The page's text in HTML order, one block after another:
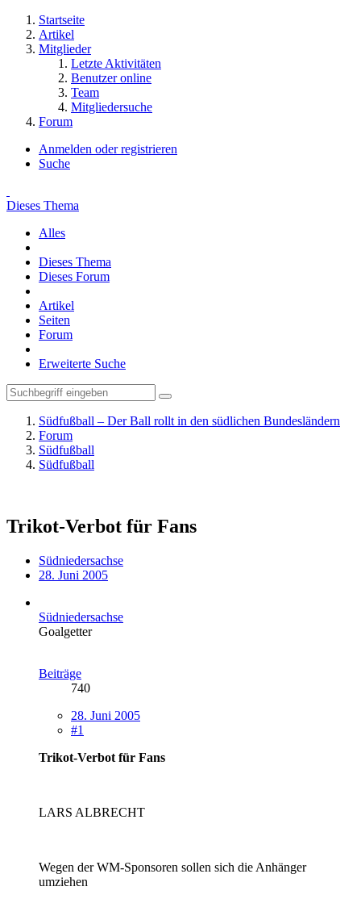
Startseite
Artikel
Mitglieder
Letzte Aktivitäten
Benutzer online
Team
Mitgliedersuche
Forum
Anmelden oder registrieren
Suche
Dieses Thema
Alles
Dieses Thema
Dieses Forum
Artikel
Seiten
Forum
Erweiterte Suche
Südfußball – Der Ball rollt in den südlichen Bundesländern
Forum
Südfußball
Südfußball
Trikot-Verbot für Fans
Südniedersachse
28. Juni 2005
Südniedersachse
Goalgetter
Beiträge
740
28. Juni 2005
#1
Trikot-Verbot für Fans
LARS ALBRECHT
Wegen der WM-Sponsoren sollen sich die Anhänger
umziehen